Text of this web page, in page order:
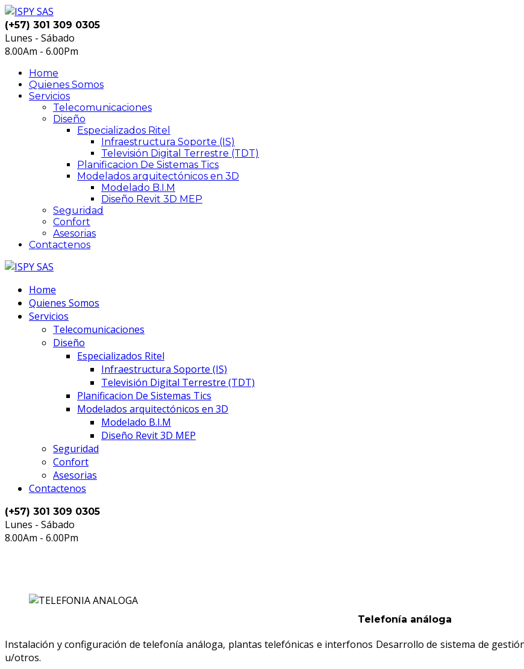
(+57) 301 309 0305
Lunes - Sábado
8.00Am - 6.00Pm
Home
Quienes Somos
Servicios
Telecomunicaciones
Diseño
Especializados Ritel
Infraestructura Soporte (IS)
Televisión Digital Terrestre (TDT)
Planificacion De Sistemas Tics
Modelados arquitectónicos en 3D
Modelado B.I.M
Diseño Revit 3D MEP
Seguridad
Confort
Asesorias
Contactenos
Home
Quienes Somos
Servicios
Telecomunicaciones
Diseño
Especializados Ritel
Infraestructura Soporte (IS)
Televisión Digital Terrestre (TDT)
Planificacion De Sistemas Tics
Modelados arquitectónicos en 3D
Modelado B.I.M
Diseño Revit 3D MEP
Seguridad
Confort
Asesorias
Contactenos
(+57) 301 309 0305
Lunes - Sábado
8.00Am - 6.00Pm
Telefonía análoga
Instalación y configuración de telefonía análoga, plantas telefónicas e interfonos Desarrollo de sistema de
u/otros.